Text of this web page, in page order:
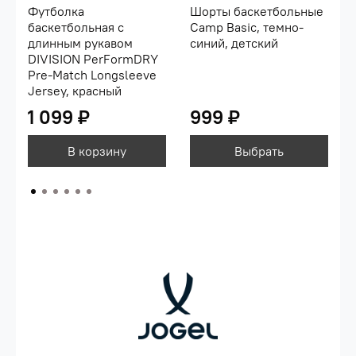
Футболка
баскетбольная с
длинным рукавом
DIVISION PerFormDRY
Pre-Match Longsleeve
Jersey, красный
1 099 ₽
В корзину
Шорты баскетбольные
Camp Basic, темно-
синий, детский
999 ₽
Выбрать